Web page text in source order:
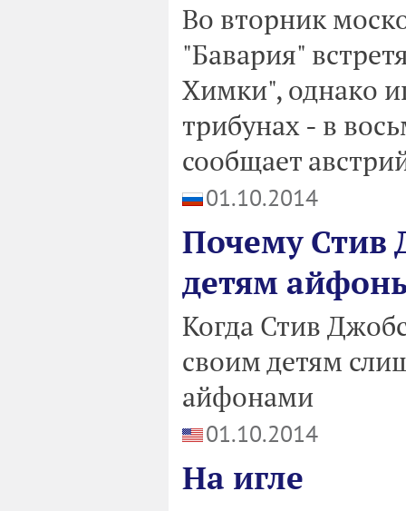
Во вторник
"Бавария"
Химки", однако
трибунах - в
сообщает
01.10.2014
Почему Стив
детям
Когда Стив
своим детям
айфонами
01.10.2014
На игле